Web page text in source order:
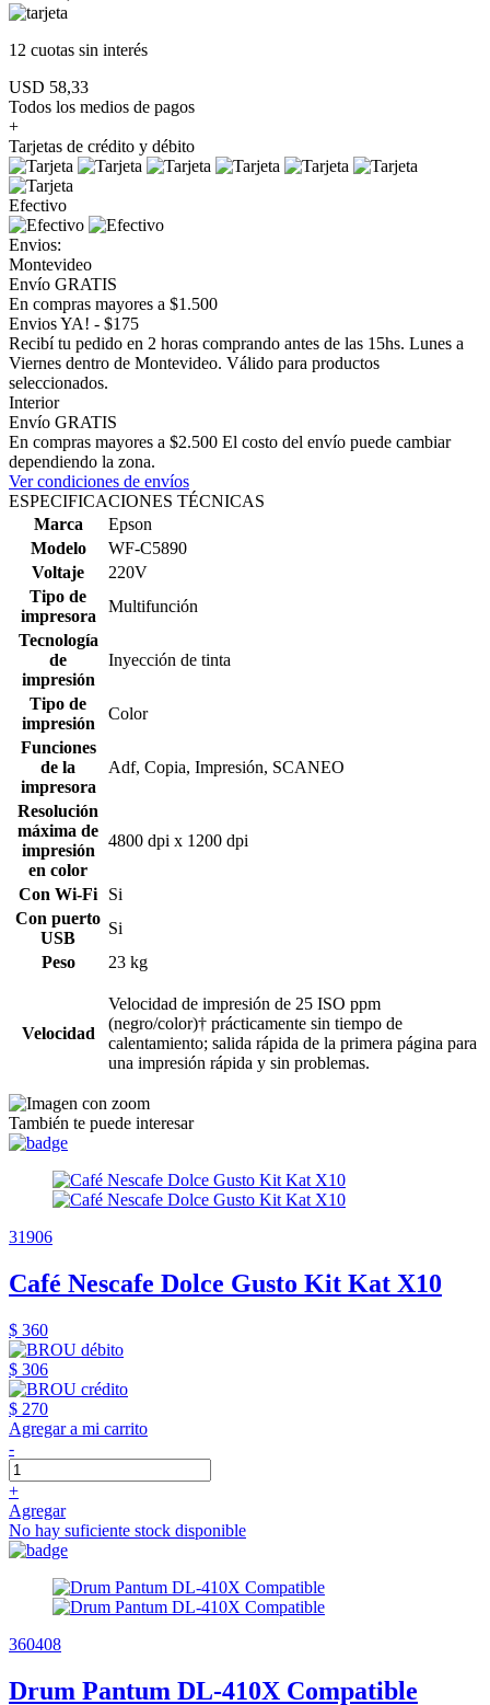
12 cuotas sin interés
USD 58,33
Todos los medios de pagos
+
Tarjetas de crédito y débito
Efectivo
Envios:
Montevideo
Envío GRATIS
En compras mayores a $1.500
Envios YA! - $175
Recibí tu pedido en 2 horas comprando antes de las 15hs. Lunes a
Viernes dentro de Montevideo. Válido para productos
seleccionados.
Interior
Envío GRATIS
En compras mayores a $2.500 El costo del envío puede cambiar
dependiendo la zona.
Ver condiciones de envíos
ESPECIFICACIONES TÉCNICAS
Marca
Epson
Modelo
WF-C5890
Voltaje
220V
Tipo de
impresora
Multifunción
Tecnología
de
impresión
Inyección de tinta
Tipo de
impresión
Color
Funciones
de la
impresora
Adf, Copia, Impresión, SCANEO
Resolución
máxima de
impresión
en color
4800 dpi x 1200 dpi
Con Wi-Fi
Si
Con puerto
USB
Si
Peso
23 kg
Velocidad
Velocidad de impresión de 25 ISO ppm
(negro/color)† prácticamente sin tiempo de
calentamiento; salida rápida de la primera página para
una impresión rápida y sin problemas.
También te puede interesar
31906
Café Nescafe Dolce Gusto Kit Kat X10
$ 360
$ 306
$ 270
Agregar a mi carrito
-
+
Agregar
No hay suficiente stock disponible
360408
Drum Pantum DL-410X Compatible